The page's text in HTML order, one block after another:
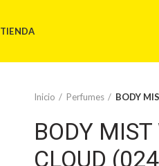
TIENDA
Inicio Perfumes BODY
BODY
CLOUD